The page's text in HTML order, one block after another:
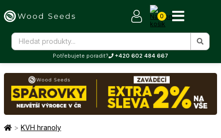
0
Potřebujete poradit? +420 602 484 667
> KVH hranoly